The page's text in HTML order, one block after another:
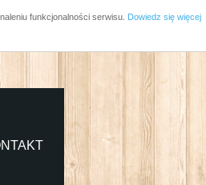
funkcjonalności serwisu. Dowiedz się więcej